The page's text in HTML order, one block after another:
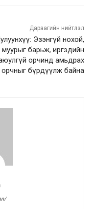
Дараагийн нийтлэл
Эзэнгүй нохой,
муурыг барьж, иргэдийн
орчинд амьдрах
орчныг бүрдүүлж байна